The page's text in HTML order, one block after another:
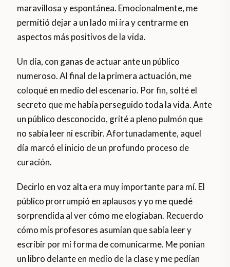
maravillosa y espontánea. Emocionalmente, me
permitió dejar a un lado mi ira y centrarme en
aspectos más positivos de la vida.
Un día, con ganas de actuar ante un público
numeroso. Al final de la primera actuación, me
coloqué en medio del escenario. Por fin, solté el
secreto que me había perseguido toda la vida. Ante
un público desconocido, grité a pleno pulmón que
no sabía leer ni escribir. Afortunadamente, aquel
día marcó el inicio de un profundo proceso de
curación.
Decirlo en voz alta era muy importante para mí. El
público prorrumpió en aplausos y yo me quedé
sorprendida al ver cómo me elogiaban. Recuerdo
cómo mis profesores asumían que sabía leer y
escribir por mi forma de comunicarme. Me ponían
un libro delante en medio de la clase y me pedían